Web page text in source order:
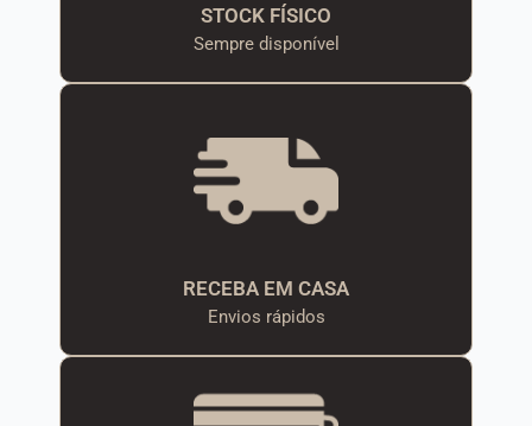
STOCK FÍSICO
Sempre disponível
RECEBA EM CASA
Envios rápidos